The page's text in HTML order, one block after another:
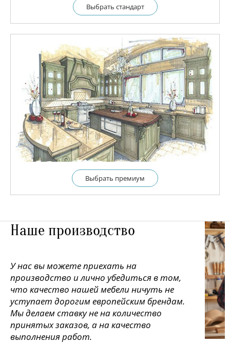
Выбрать cтандарт
Выбрать премиум
Наше производство
У нас вы можете приехать на
производство и лично убедиться в том,
что качество нашей мебели ничуть не
уступает дорогим европейским брендам.
Мы делаем ставку не на количество
принятых заказов, а на качество
выполнения работ.